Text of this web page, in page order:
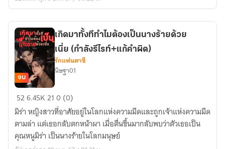
แฟน
(มี
ebook)
เกิด
มา
ทั้งที
ทำไม
ต้อง
จบ
เกิดมาทั้งทีทำไมต้องเป็นนางร้ายด้วย
เนี่ย (กำลังรีไรท์+แก้คำผิด)
รักแฟนตาซี
นิษฐา01
526.45K210 (0)
มิร่า หญิงสาวที่อาศัยอยู่ในโลกแห่งความมืดและถูกเจ้าแห่งความมืด
ตามล่า แต่เธอกลับตกหน้าผา เมื่อตื่นขึ้นมากลับพบว่าตัวเธอเป็น
คุณหนูมิร่า เป็นนางร้ายในโลกมนุษย์